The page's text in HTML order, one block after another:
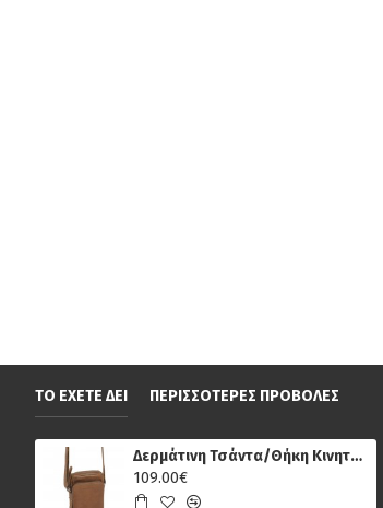
ΤΟ ΈΧΕΤΕ ΔΕΙ ΠΕΡΙΣΣΌΤΕΡΕΣ ΠΡΟΒΟΛΈΣ
Δερμάτινη Τσάντα/Θήκη Κινητού Chesterfield Hamilton C48.116331, Κονιάκ
109.00€